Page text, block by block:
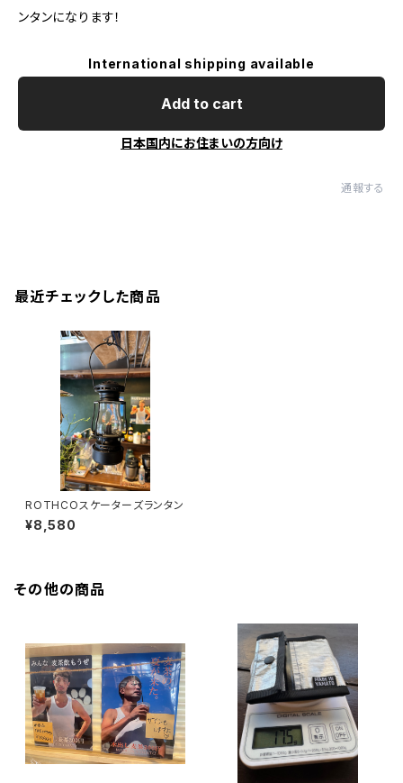
ンタンになります！
International shipping available
Add to cart
日本国内にお住まいの方向け
通報する
最近チェックした商品
ROTHCOスケーターズランタン
¥8,580
その他の商品